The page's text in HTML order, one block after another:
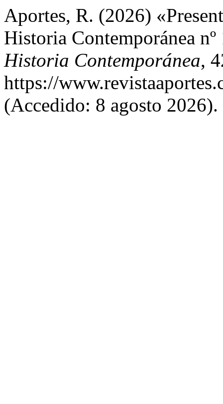
Aportes, R. (2026)
Historia Contemporánea
Historia Contemporánea,
https://
(Accedido: 8 agosto 2026).